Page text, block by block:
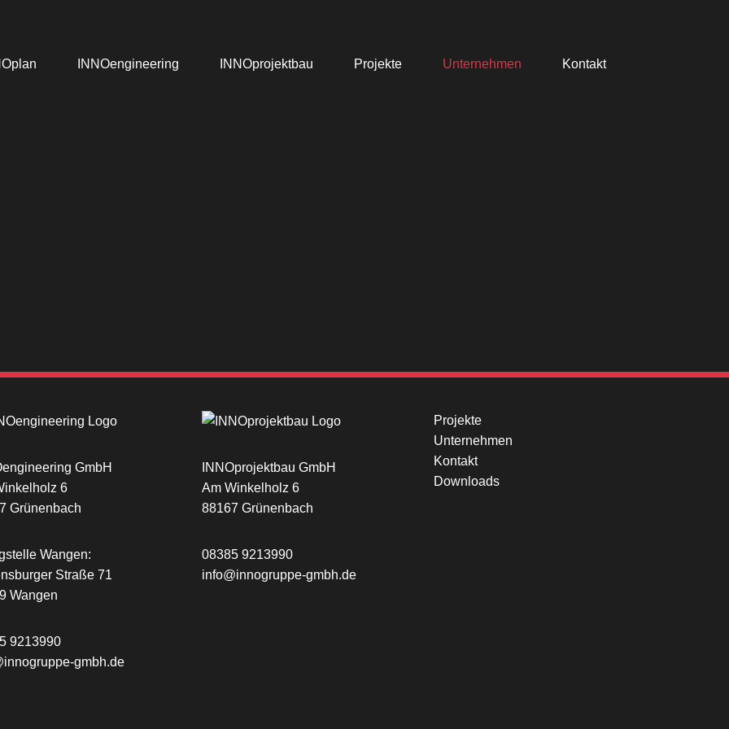
INNOengineering INNOprojektbau Projekte Unternehmen Kontakt
GmbH
6
Grünenbach
Wangen:
Straße 71
Wangen
9213990
gmbh.de
INNOprojektbau GmbH
Am Winkelholz 6
88167 Grünenbach
08385 9213990
info@innogruppe-gmbh.de
Projekte
Unternehmen
Kontakt
Downloads